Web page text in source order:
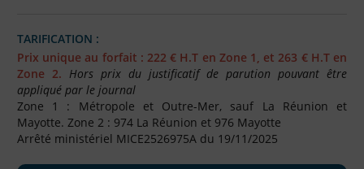
TARIFICATION :
Prix unique au forfait : 222 € H.T en Zone 1, et 263 € H.T en
Zone 2. Hors prix du justificatif de parution pouvant être
appliqué par le journal
Zone 1 : Métropole et Outre-Mer, sauf La Réunion et
Mayotte. Zone 2 : 974 La Réunion et 976 Mayotte
Arrêté ministériel MICE2526975A du 19/11/2025